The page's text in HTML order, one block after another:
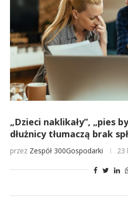
„Dzieci naklikały”, „pies
dłużnicy tłumaczą brak
przez Zespół 300Gospodarki 23